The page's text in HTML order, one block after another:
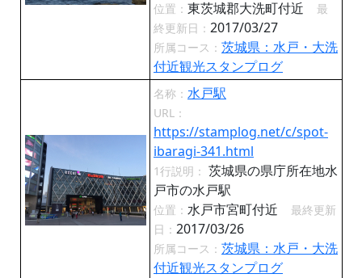
位置： 東茨城郡大洗町付近
最
終更新日： 2017/03/27
所属コース： 茨城県：水戸・大洗
付近観光スタンプログ
名称： 水戸駅
URL：
https://stamplog.net/c/spot-
ibaragi-341.html
1行説明： 茨城県の県庁所在地水
戸市の水戸駅
位置： 水戸市宮町付近
最終更新
日： 2017/03/26
所属コース： 茨城県：水戸・大洗
付近観光スタンプログ